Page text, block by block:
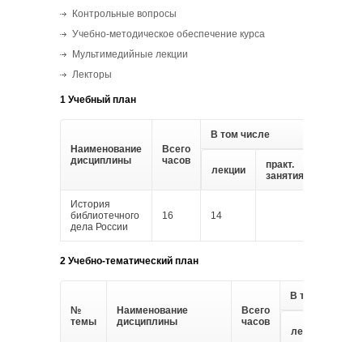
Контрольные вопросы
Учебно-методическое обеспечение курса
Мультимедийные лекции
Лекторы
1 Учебный план
Наименование
дисциплины
Всего
часов
В том числе
лекции
практ.
занятия
История
библиотечного
дела России
16 14
2 Учебно-тематический план
№
темы
Наименование
дисциплины
Всего
часов
В том числе
лекции